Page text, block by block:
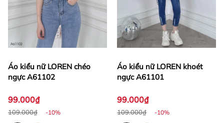
Áo kiểu nữ LOREN chéo
ngực A61102
99.000₫
109.000₫ -10%
Áo kiểu nữ LOREN khoét
ngực A61101
99.000₫
109.000₫ -10%